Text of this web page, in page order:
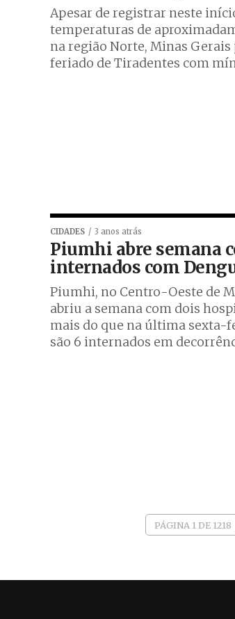
Apesar de registrar neste
temperaturas de
na região Norte, Minas Gerais
feriado de Tiradentes com
CIDADES 3 anos atrás
Piumhi abre semana
internados com
Piumhi, no Centro-Oeste de
abriu a semana com dois
mais do que na última sexta-
são 6 internados em
PÁGINA 1 DE 1218